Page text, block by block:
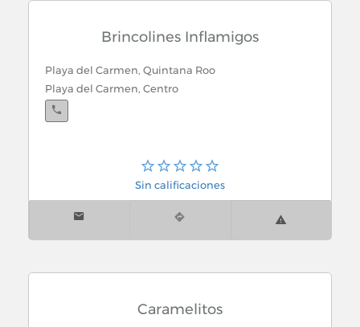
Brincolines Inflamigos
Playa del Carmen, Quintana Roo
Playa del Carmen, Centro
Sin calificaciones
Caramelitos